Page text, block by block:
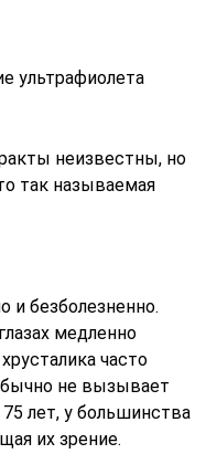
ультрафиолета
неизвестны, но
так называемая
и безболезненно.
медленно
часто
не вызывает
лет, у большинства
их зрение.